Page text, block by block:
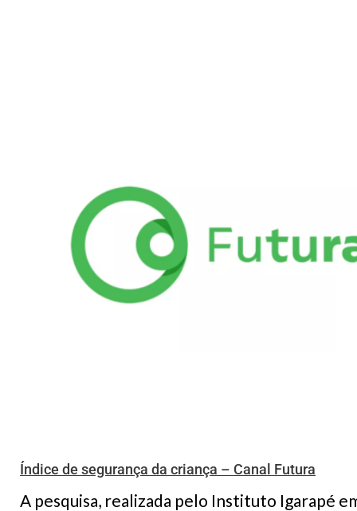
Índice de segurança da criança – Canal Futura
A pesquisa, realizada pelo Instituto Igarapé